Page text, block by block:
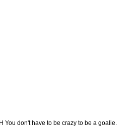
You don't have to be crazy to be a goalie.